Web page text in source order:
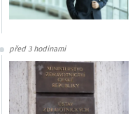
před 3 hodinami